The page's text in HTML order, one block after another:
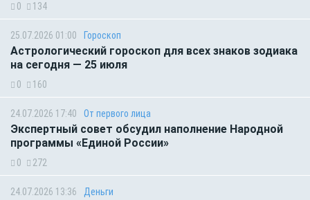
0 134
25.07.2026 01:00 Гороскоп
Астрологический гороскоп для всех знаков зодиака
на сегодня — 25 июля
0 160
24.07.2026 17:40 От первого лица
Экспертный совет обсудил наполнение Народной
программы «Единой России»
0 272
24.07.2026 13:36 Деньги